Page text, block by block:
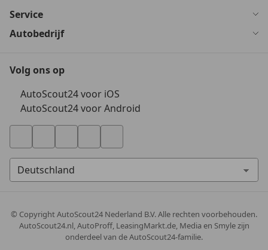
Service
Autobedrijf
Volg ons op
AutoScout24 voor iOS
AutoScout24 voor Android
© CopyrightAutoScout24 Nederland B.V. Alle rechten voorbehouden.
AutoScout24.nl, AutoProff, LeasingMarkt.de, Media en Smyle zijn
onderdeel van de AutoScout24-familie.